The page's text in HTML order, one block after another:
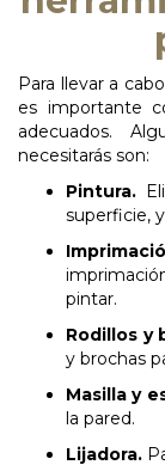
Para llevar a
es importante
adecuados.
necesitarás son:
Pintura.
superficie,
pintar.
Rodillos y
y brochas
Masilla y
la pared.
Lijadora.